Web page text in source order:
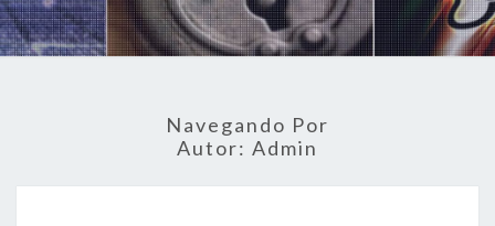
Navegando Por
Autor: Admin